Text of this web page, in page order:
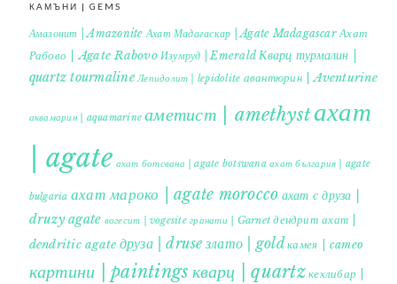
КАМЪНИ | GEMS
Амазонит | Amazonite Ахат Мадагаскар | Agate Madagascar Ахат
Рабово | Agate Rabovo Изумруд | Emerald Кварц турмалин |
quartz tourmaline Лепидолит | lepidolite авантюрин | Aventurine
аквамарин | aquamarine аметист | amethystахат
| agate ахат ботсвана | agate botswana ахат българия | agate
bulgaria ахат мароко | agate morocco ахат с друза |
druzy agate вогесит | vogesite гранати | Garnet дендрит ахат |
dendritic agate друза | druse злато | gold камея | cameo
картини | paintings кварц | quartzкехлибар |